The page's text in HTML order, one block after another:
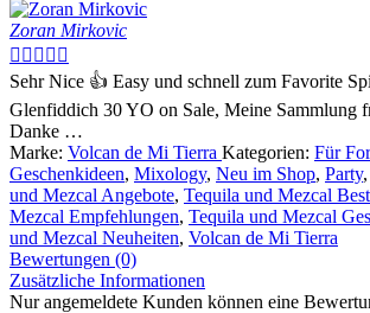
Zoran Mirkovic
    
Sehr Nice 👍 Easy und schnell zum Favorite
Glenfiddich 30 YO on Sale, Meine Sammlung
Danke …
Marke: Volcan de Mi Tierra Kategorien: Für
Geschenkideen, Mixology, Neu im Shop, Party,
und Mezcal Angebote, Tequila und Mezcal
Mezcal Empfehlungen, Tequila und Mezcal
und Mezcal Neuheiten, Volcan de Mi Tierra
Bewertungen (0)
Zusätzliche Informationen
Nur angemeldete Kunden können eine